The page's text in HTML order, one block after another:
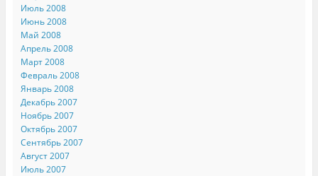
Июль 2008
Июнь 2008
Май 2008
Апрель 2008
Март 2008
Февраль 2008
Январь 2008
Декабрь 2007
Ноябрь 2007
Октябрь 2007
Сентябрь 2007
Август 2007
Июль 2007